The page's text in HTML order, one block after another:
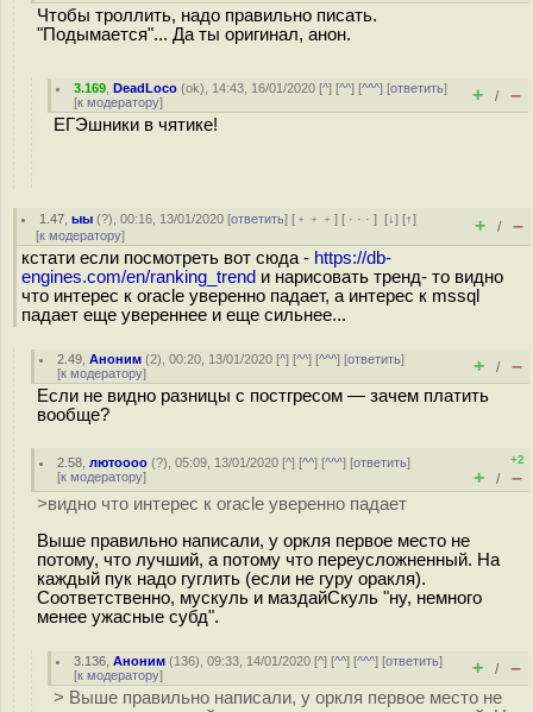
Чтобы троллить, надо правильно писать.
"Подымается"... Да ты оригинал, анон.
3.169 ,DeadLoco (ok), 14:43, 16/01/2020 [^] [^^] [^^^] [ответить]
[к модератору] + / –
ЕГЭшники в чятике!
1.47 ,ыы (?), 00:16, 13/01/2020 [ответить] [ ﹢﹢﹢] [ · · ·][↓] [↑]
[к модератору] + / –
кстати если посмотреть вот сюда - https://db-
engines.com/en/ranking_trend и нарисовать тренд- то видно
что интерес к oracle уверенно падает, а интерес к mssql
падает еще увереннее и еще сильнее...
2.49 ,Аноним (2), 00:20, 13/01/2020 [^] [^^] [^^^] [ответить]
[к модератору] + / –
Если не видно разницы с постгресом — зачем платить
вообще?
2.58 ,лютоооо (?), 05:09, 13/01/2020 [^] [^^] [^^^] [ответить]
[к модератору]
+2
+ / –
>видно что интерес к oracle уверенно падает
Выше правильно написали, у оркля первое место не
потому, что лучший, а потому что переусложненный. На
каждый пук надо гуглить (если не гуру оракля).
Соответственно, мускуль и маздайСкуль "ну, немного
менее ужасные субд".
3.136 ,Аноним (136), 09:33, 14/01/2020 [^] [^^] [^^^] [ответить]
[к модератору] + / –
> Выше правильно написали, у оркля первое место не